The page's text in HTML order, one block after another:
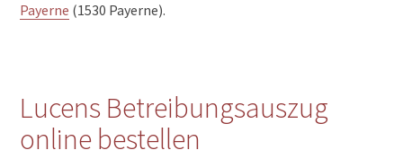
Payerne (1530 Payerne).
Lucens Betreibungsauszug
online bestellen